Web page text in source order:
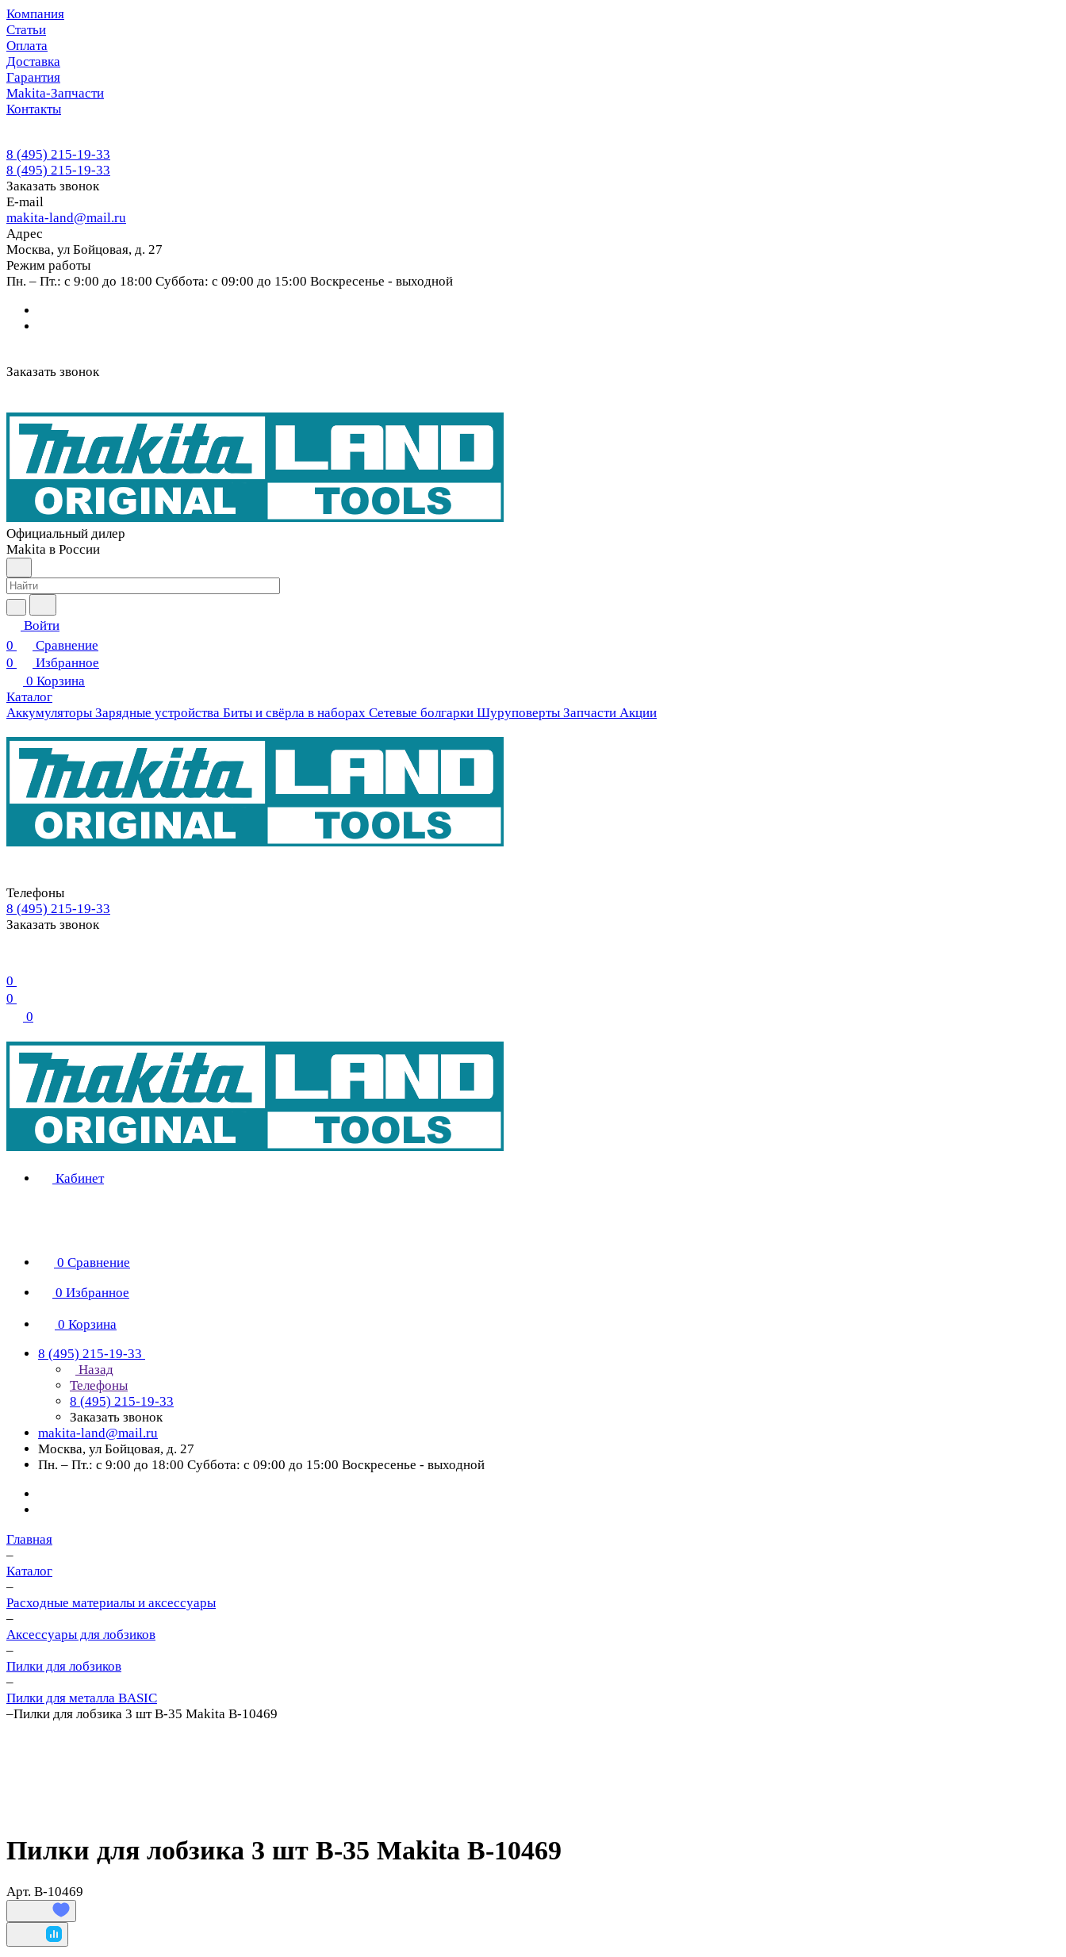
Компания
Статьи
Оплата
Доставка
Гарантия
Makita-Запчасти
Контакты
8 (495) 215-19-33
8 (495) 215-19-33
Заказать звонок
E-mail
makita-land@mail.ru
Адрес
Москва, ул Бойцовая, д. 27
Режим работы
Пн. – Пт.: с 9:00 до 18:00 Суббота: с 09:00 до 15:00 Воскресенье - выходной
Заказать звонок
Официальный дилер
Makita в России
Войти
0
Сравнение
0
Избранное
0 Корзина
Каталог
Аккумуляторы Зарядные устройства Биты и свёрла в наборах Сетевые болгарки Шуруповерты Запчасти Акции
Телефоны
8 (495) 215-19-33
Заказать звонок
0
0
0
Кабинет
0 Сравнение
0 Избранное
0 Корзина
8 (495) 215-19-33
Назад
Телефоны
8 (495) 215-19-33
Заказать звонок
makita-land@mail.ru
Москва, ул Бойцовая, д. 27
Пн. – Пт.: с 9:00 до 18:00 Суббота: с 09:00 до 15:00 Воскресенье - выходной
Главная
–
Каталог
–
Расходные материалы и аксессуары
–
Аксессуары для лобзиков
–
Пилки для лобзиков
–
Пилки для металла BASIC
–Пилки для лобзика 3 шт B-35 Makita B-10469
Пилки для лобзика 3 шт B-35 Makita B-10469
Арт. B-10469